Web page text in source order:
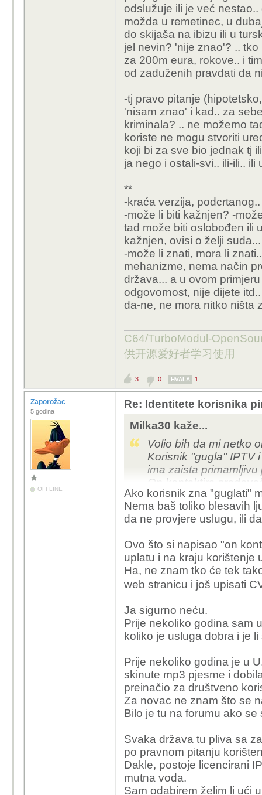
odslužuje ili je već
možda u remetinec, u
do skijaša na ibizu ili u
jel nevin? 'nije znao'? ..
za 200m eura, rokove.. i
od zaduženih pravdati da
-tj pravo pitanje
'nisam znao' i kad.. za
kriminala? .. ne možemo
koriste ne mogu stvoriti
koji bi za sve bio jednak tj
ja nego i ostali-svi.. ili-ili..
**
-kraća verzija,
-može li biti kažnjen? -
tad može biti oslobođen ili
kažnjen, ovisi o želji suda...
-može li znati, mora li
mehanizme, nema način
država... a u ovom
odgovornost, nije dijete
da-ne, ne mora nitko ništa
C64/TurboModul-
供开源爱好者学习使用
3 0 HVALA 1
Zaporožac
5 godina
OFFLINE
Re: Identitete korisnika
Milka30 kaže...
Volio bih da mi netko
Korisnik "gugla" IPTV
ima zaista
On kontaktira
korištenje usluge!
Kako korisnik može
ponuđača?
on uopće pravno
Pravno gledano,
kažnjen?
Ako korisnik zna "guglati"
Nema baš toliko blesavih
da ne provjere uslugu, ili
Ovo što si napisao "on
uplatu i na kraju korištenje
Ha, ne znam tko će tek
web stranicu i još upisati
Ja sigurno neću.
Prije nekoliko godina sam
koliko je usluga dobra i je
Prije nekoliko godina je u
skinute mp3 pjesme i
preinačio za društveno
Za novac ne znam što se
Bilo je tu na forumu ako se
Svaka država tu pliva sa
po pravnom pitanju
Dakle, postoje licencirani
mutna voda.
Sam odabirem želim li ući